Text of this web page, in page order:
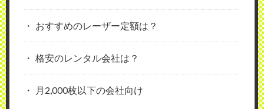
おすすめのレーザー定額は？
格安のレンタル会社は？
月2,000枚以下の会社向け